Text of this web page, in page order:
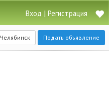
Вход | Регистрация
Челябинск Подать объявление